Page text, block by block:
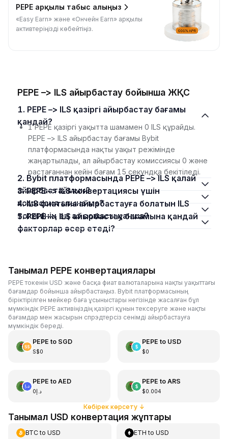
PEPE арқылы табыс алыңыз
«Easy Earn» және «Ончейн Earn» арқылы
активтеріңізді көбейтіңіз.
PEPE –> ILS айырбастау бойынша ЖҚС
1. PEPE –> ILS қазіргі айырбастау бағамы
қандай?
1 PEPE қазіргі уақытта шамамен 0 ILS құрайды.
PEPE –> ILS айырбастау бағамы Bybit
платформасында нақты уақыт режімінде
жаңартылады, ал айырбастау комиссиясы 0 және
растағаннан кейін бағам 15 секундқа бекітіледі.
2. Bybit платформасында PEPE –> ILS қалай
айырбастаймын?
3. PEPE –> ILS конвертациясы үшін
комиссия алына ма?
4. ILS фиатына айырбастауға болатын ILS
токенінің ең аз сомасы қанша?
5. PEPE –> ILS айырбастау бағамына қандай
факторлар әсер етеді?
Танымал PEPE конвертациялары
PEPE токенін USD және басқа фиат валюталарына нақты уақыттағы
бағамдар бойынша айырбастаңыз. Bybit платформасының
біріктірілген мейкер баға ұсыныстары негізінде жасалған бұл
мүмкіндік PEPE активіңіздің қазіргі құнын тексеруге және нақты
бағамдар мен жасырын спрэдтерсіз сенімді айырбастауға
мүмкіндік береді.
PEPE to SGD
S$0
PEPE to USD
$0
PEPE to AED
د.إ0
PEPE to ARS
$0.004
Көбірек көрсету↓
Танымал USD конвертация жұптары
BTCto USD ETH toUSD